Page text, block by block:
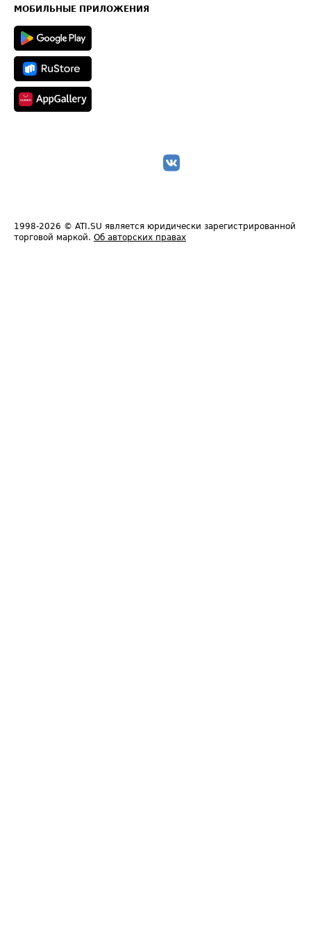
Техническая информация
МОБИЛЬНЫЕ ПРИЛОЖЕНИЯ
1998-2026 © ATI.SU является юридически зарегистрированной
торговой маркой. Об авторских правах